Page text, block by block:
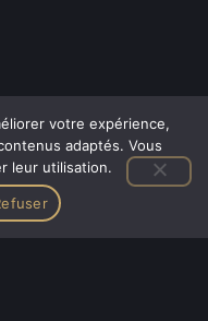
votre expérience,
adaptés. Vous
leur utilisation.